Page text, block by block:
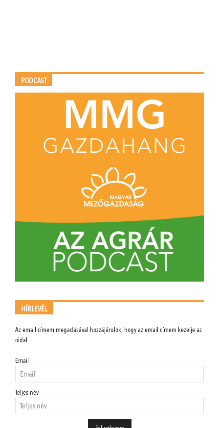
PODCAST
HÍRLEVÉL
Az email címem megadásával hozzájárulok, hogy az email címem kezelje az
oldal.
Email
Teljes név